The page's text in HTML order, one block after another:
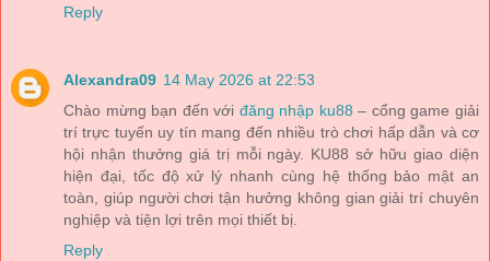
Reply
Alexandra09 14 May 2026 at 22:53
Chào mừng bạn đến với đăng nhập ku88 – cổng game giải
trí trực tuyến uy tín mang đến nhiều trò chơi hấp dẫn và cơ
hội nhận thưởng giá trị mỗi ngày. KU88 sở hữu giao diện
hiện đại, tốc độ xử lý nhanh cùng hệ thống bảo mật an
toàn, giúp người chơi tận hưởng không gian giải trí chuyên
nghiệp và tiện lợi trên mọi thiết bị.
Reply